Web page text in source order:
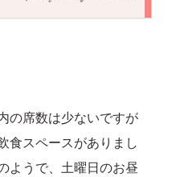
の席数は少ないですが
食スペースがありまし
ようで、土曜日のお昼